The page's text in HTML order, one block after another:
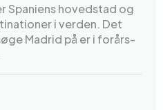
Spaniens hovedstad og
i verden. Det
Madrid på er i forårs-